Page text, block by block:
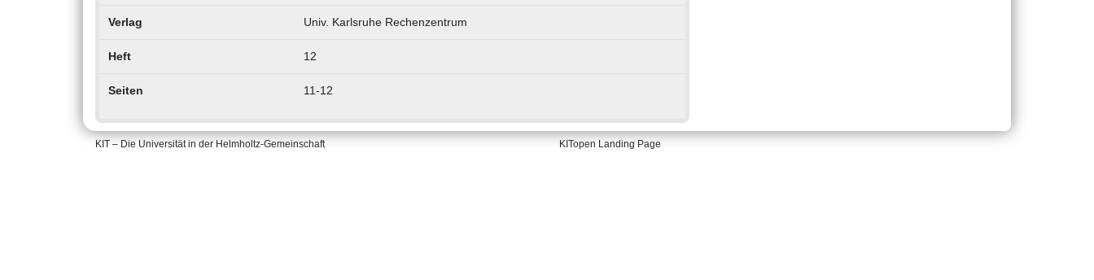
Verlag Univ. Karlsruhe Rechenzentrum
Heft 12
Seiten 11-12
KIT – Die Universität in der Helmholtz-Gemeinschaft KITopen Landing Page